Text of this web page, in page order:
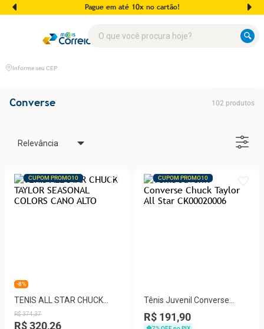
Pague em até 10x no cartão!
Informe seu CEP
Converse 102 produtos
Relevância
CUPOM PROMO10
-8%
TENIS ALL STAR CHUCK
TAYLOR SEASONAL
COLORS CANO ALTO
R$374,37
R$ 320,26
CUPOM PROMO10
Tênis Juvenil Converse
Chuck Taylor All Star
CK00020006
R$ 191,90